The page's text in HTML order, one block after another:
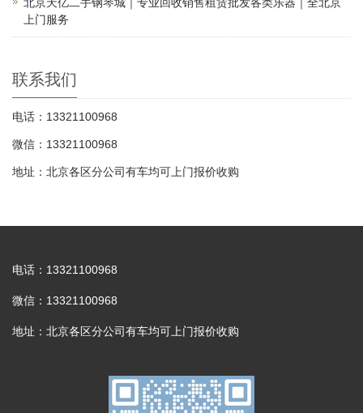
上门服务
联系我们
电话：13321100968
微信：13321100968
地址：北京各区分公司有车均可上门报价收购
电话：13321100968
微信：13321100968
地址：北京各区分公司有车均可上门报价收购